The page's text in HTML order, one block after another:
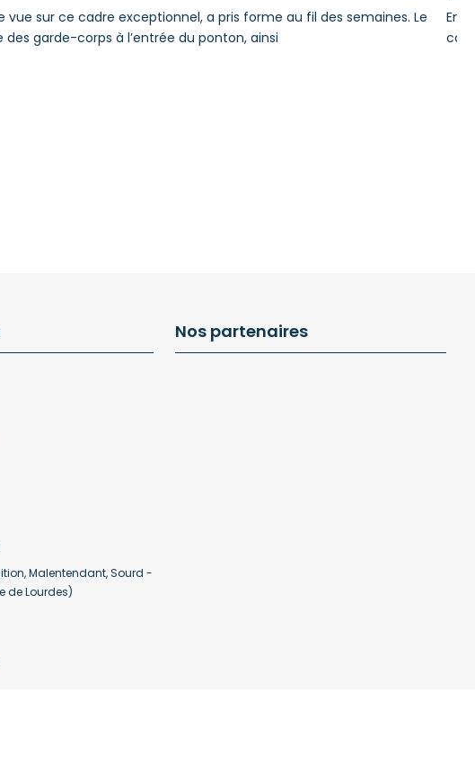
sur ce cadre exceptionnel, a pris forme au fil des semaines. Le
garde-corps à l’entrée du ponton, ainsi
En
Malentendant, Sourd -
de Lourdes)
Nos partenaires